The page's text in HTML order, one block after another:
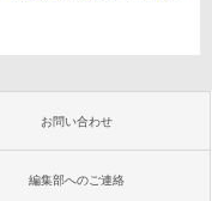
お問い合わせ
編集部へのご連絡